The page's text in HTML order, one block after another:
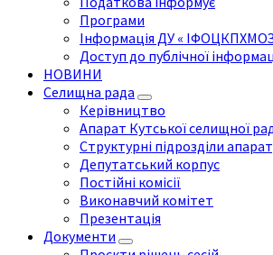
Програми
Інформація ДУ «
Доступ до публічної
НОВИНИ
Селищна рада
Керівництво
Апарат Кутської селищної
Структурні підрозділи
Депутатський корпус
Постійні комісії
Виконавчий комітет
Презентація
Документи